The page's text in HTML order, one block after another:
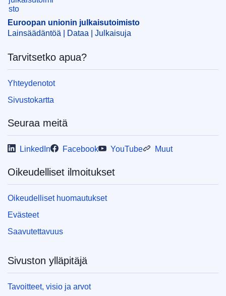
vientiluotto
CELEX : 52024PC0459
IMMC : COM(2024)459 final
COMNAT : COM_2024_0459_FIN
Euroopan unionin julkaisutoimisto
Lainsäädäntöä | Dataa | Julkaisuja
Tarvitsetko apua?
Yhteydenotot
Sivustokartta
Seuraa meitä
LinkedIn Facebook YouTube Muut
Oikeudelliset ilmoitukset
Oikeudelliset huomautukset
Evästeet
Saavutettavuus
Sivuston ylläpitäjä
Tavoitteet, visio ja arvot